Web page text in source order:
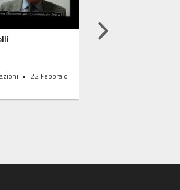
22 Febbraio
Premio Eunomia alla